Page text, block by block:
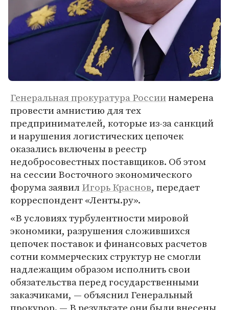
Генеральная прокуратура Россиинамерена
провести амнистию для тех
предпринимателей, которые из-за санкций
и нарушения логистических цепочек
оказались включены в реестр
недобросовестных поставщиков. Об этом
на сессии Восточного экономического
форума заявилИгорь Краснов, передает
корреспондент «Ленты.ру».
«В условиях турбулентности мировой
экономики, разрушения сложившихся
цепочек поставок и финансовых расчетов
сотни коммерческих структур не смогли
надлежащим образом исполнить свои
обязательства перед государственными
заказчиками, — объяснил Генеральный